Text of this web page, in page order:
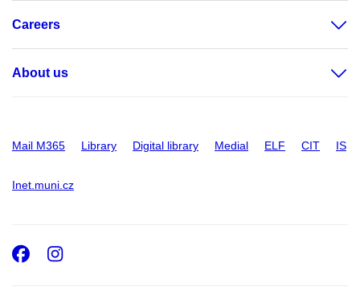
Careers
About us
Mail M365 Library Digital library Medial ELF CIT IS
Inet.muni.cz
Facebook
Instagram